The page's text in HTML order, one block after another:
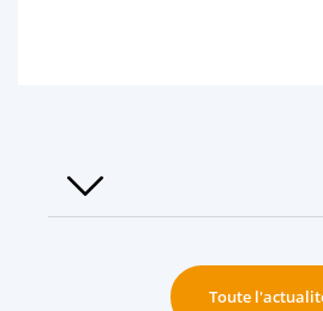
Toute